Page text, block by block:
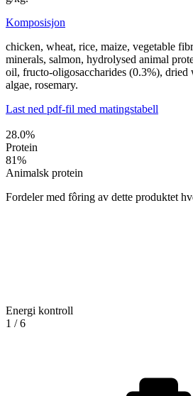
Komposisjon
chicken, wheat, rice, maize, vegetable
minerals, salmon, hydrolysed animal
oil, fructo-oligosaccharides (0.3%), dried
algae, rosemary.
Last ned pdf-fil med matingstabell
28.0%
Protein
81%
Animalsk protein
Fordeler med fôring av dette produktet
Energi kontroll
1 /6